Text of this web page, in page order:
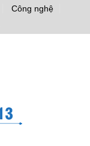
Công nghệ